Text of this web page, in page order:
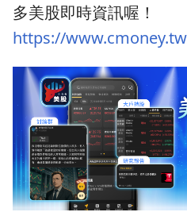
多美股即時資訊喔！
https://